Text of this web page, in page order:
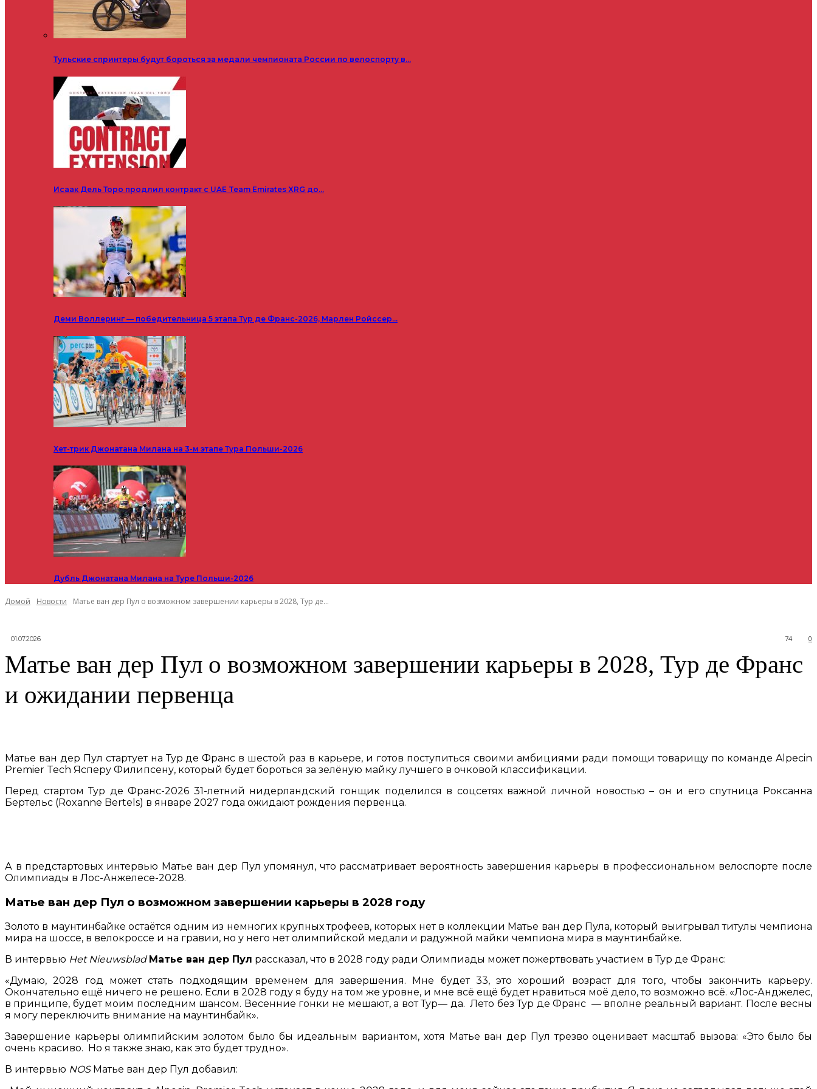
Тульские спринтеры будут бороться за медали чемпионата России по велоспорту в…
Исаак Дель Торо продлил контракт с UAE Team Emirates XRG до…
Деми Воллеринг — победительница 5 этапа Тур де Франс-2026, Марлен Ройссер…
Хет-трик Джонатана Милана на 3-м этапе Тура Польши-2026
Дубль Джонатана Милана на Туре Польши-2026
Домой Новости Матье ван дер Пул о возможном завершении карьеры в 2028, Тур де...
01.07.2026 0
74
Матье ван дер Пул о возможном завершении карьеры в 2028, Тур де Франс
и ожидании первенца
Матье ван дер Пул стартует на Тур де Франс в шестой раз в карьере, и готов поступиться своими амбициями ради помощи товарищу по команде Alpecin
Premier Tech Ясперу Филипсену, который будет бороться за зелёную майку лучшего в очковой классификации.
Перед стартом Тур де Франс-2026 31-летний нидерландский гонщик поделился в соцсетях важной личной новостью – он и его спутница Роксанна
Бертельс (Roxanne Bertels) в январе 2027 года ожидают рождения первенца.
А в предстартовых интервью Матье ван дер Пул упомянул, что рассматривает вероятность завершения карьеры в профессиональном велоспорте после
Олимпиады в Лос-Анжелесе-2028.
Матье ван дер Пул о возможном завершении карьеры в 2028 году
Золото в маунтинбайке остаётся одним из немногих крупных трофеев, которых нет в коллекции Матье ван дер Пула, который выигрывал титулы чемпиона
мира на шоссе, в велокроссе и на гравии, но у него нет олимпийской медали и радужной майки чемпиона мира в маунтинбайке.
В интервью Het Nieuwsblad Матье ван дер Пул рассказал, что в 2028 году ради Олимпиады может пожертвовать участием в Тур де Франс:
«Думаю, 2028 год может стать подходящим временем для завершения. Мне будет 33, это хороший возраст для того, чтобы закончить карьеру.
Окончательно ещё ничего не решено. Если в 2028 году я буду на том же уровне, и мне всё ещё будет нравиться моё дело, то возможно всё. «Лос-Анджелес,
в принципе, будет моим последним шансом. Весенние гонки не мешают, а вот Тур— да. Лето без Тур де Франс — вполне реальный вариант. После весны
я могу переключить внимание на маунтинбайк».
Завершение карьеры олимпийским золотом было бы идеальным вариантом, хотя Матье ван дер Пул трезво оценивает масштаб вызова: «Это было бы
очень красиво. Но я также знаю, как это будет трудно».
В интервью NOSМатье ван дер Пул добавил: